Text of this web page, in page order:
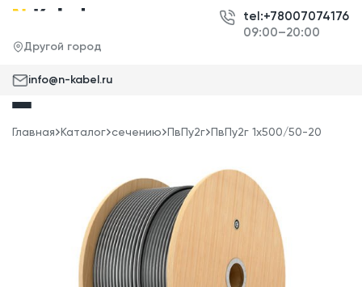
Другой город
tel:+78007074176
09:00–20:00
info@n-kabel.ru
Главная Каталог сечению ПвПу2г ПвПу2г 1x500/50-20